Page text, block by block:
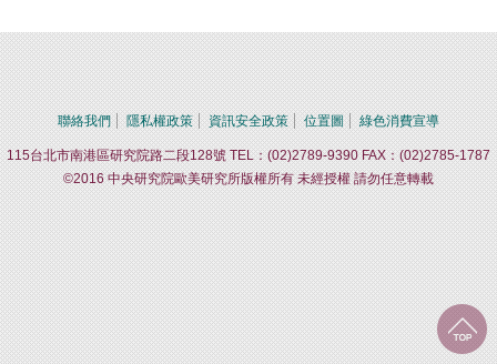
聯絡我們 隱私權政策 資訊安全政策 位置圖 綠色消費宣導
115台北市南港區研究院路二段128號 TEL：(02)2789-9390 FAX：(02)2785-1787
©2016 中央研究院歐美研究所版權所有 未經授權 請勿任意轉載